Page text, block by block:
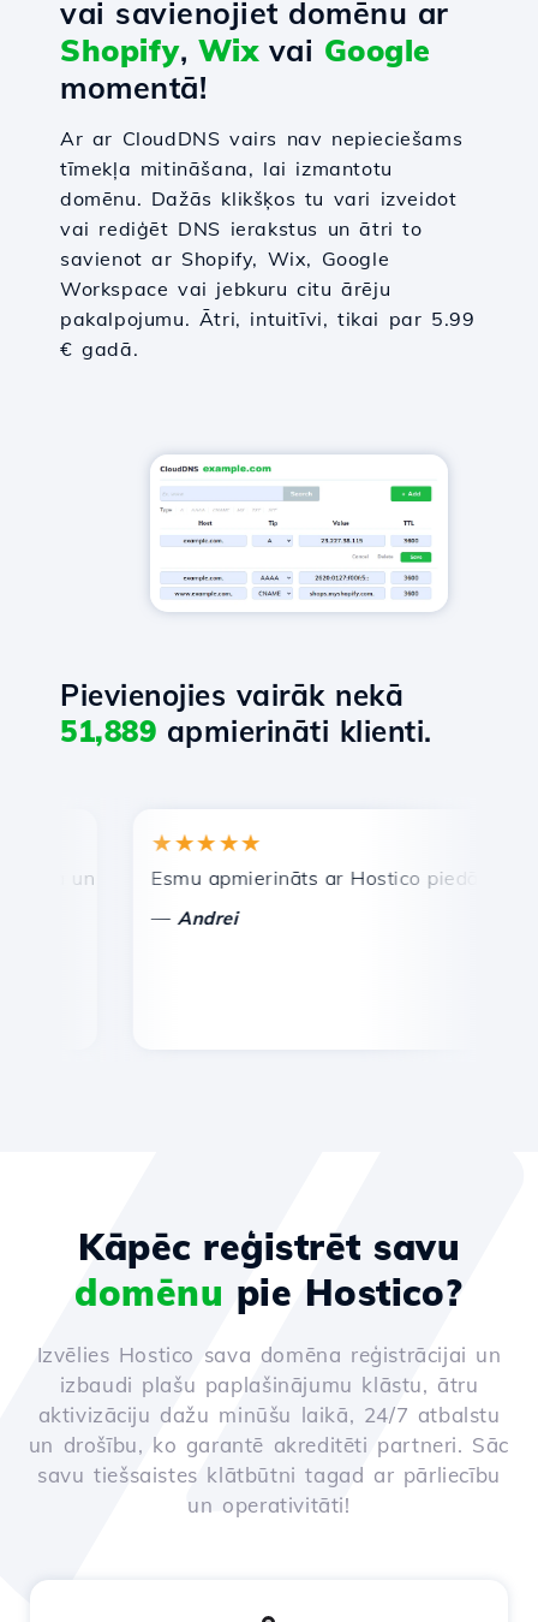
vai savienojiet domēnu ar
Shopify, Wixvai Google
momentā!
Ar ar CloudDNS vairs nav nepieciešams
tīmekļa mitināšana, lai izmantotu
domēnu. Dažās klikšķos tu vari izveidot
vai rediģēt DNS ierakstus un ātri to
savienot ar Shopify, Wix, Google
Workspace vai jebkuru citu ārēju
pakalpojumu. Ātri, intuitīvi, tikai par 5.99
€ gadā.
Pievienojies vairāk nekā
51,889 apmierināti klienti.
un efektīva tehniskā atbalsta dienests.
★★★★★
Esmu apmierināts ar Hostico piedāvātajiem
Andrei
Kāpēc reģistrēt savu
domēnu pie Hostico?
Izvēlies Hostico sava domēna reģistrācijai un
izbaudi plašu paplašinājumu klāstu, ātru
aktivizāciju dažu minūšu laikā, 24/7 atbalstu
un drošību, ko garantē akreditēti partneri. Sāc
savu tiešsaistes klātbūtni tagad ar pārliecību
un operativitāti!